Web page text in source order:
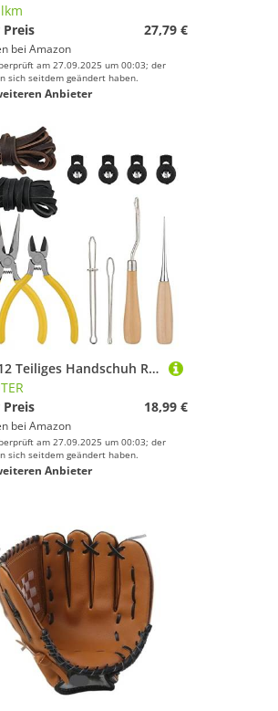
Preis
27,79 €
bei Amazon
am 27.09.2025 um 00:03; der
sich seitdem geändert haben.
Anbieter
Luter 12 Teiliges Handschuh Reparatur Set, Baseballhandschuh Reparaturset Enthält Streifen, Baseballhandschuh-Spitzeneinfädler Schnürwerkzeuge mit Box Baseball- und Softballhandschuh-Zubehör
Preis
18,99 €
bei Amazon
am 27.09.2025 um 00:03; der
sich seitdem geändert haben.
Anbieter